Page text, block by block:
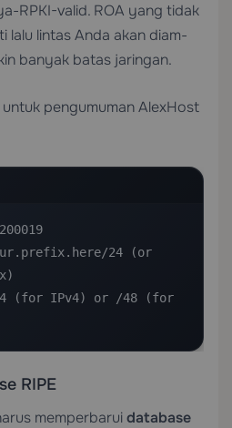
RPKI-valid. ROA yang tidak
lalu lintas Anda akan diam-
banyak batas jaringan.
pengumuman AlexHost
24 (or
(for IPv4) or /48 (for
RIPE
memperbaruidatabase